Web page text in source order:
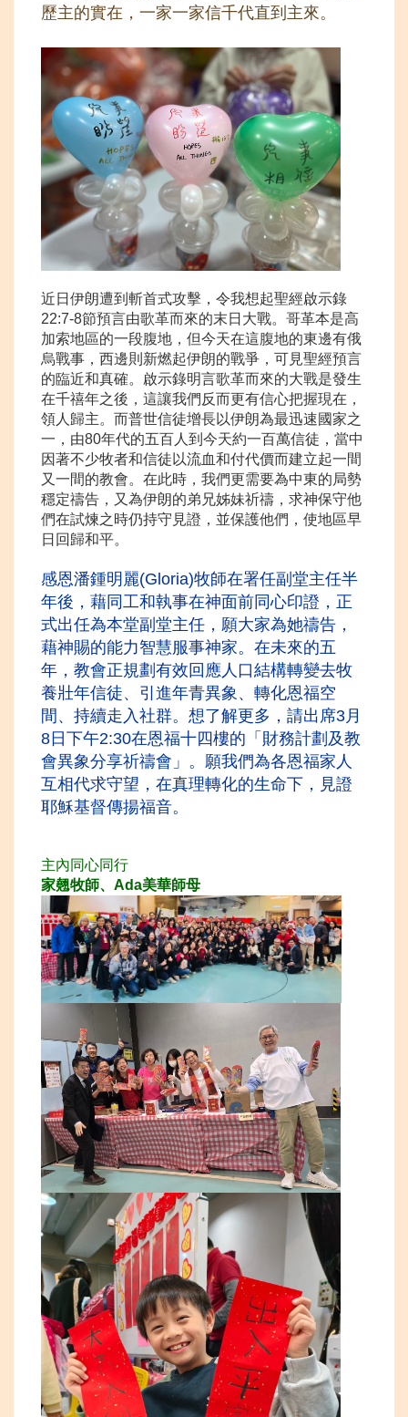
歷主的實在，一家一家信千代直到主來。
近日伊朗遭到斬首式攻擊，令我想起聖經啟示錄
22:7-8節預言由歌革而來的末日大戰。哥革本是高
加索地區的一段腹地，但今天在這腹地的東邊有俄
烏戰事，西邊則新燃起伊朗的戰爭，可見聖經預言
的臨近和真確。啟示錄明言歌革而來的大戰是發生
在千禧年之後，這讓我們反而更有信心把握現在，
領人歸主。而普世信徒增長以伊朗為最迅速國家之
一，由80年代的五百人到今天約一百萬信徒，當中
因著不少牧者和信徒以流血和付代價而建立起一間
又一間的教會。在此時，我們更需要為中東的局勢
穩定禱告，又為伊朗的弟兄姊妹祈禱，求神保守他
們在試煉之時仍持守見證，並保護他們，使地區早
日回歸和平。
感恩潘鍾明麗(Gloria)牧師在署任副堂主任半
年後，藉同工和執事在神面前同心印證，正
式出任為本堂副堂主任，願大家為她禱告，
藉神賜的能力智慧服事神家。在未來的五
年，教會正規劃有效回應人口結構轉變去牧
養壯年信徒、引進年青異象、轉化恩福空
間、持續走入社群。想了解更多，請出席3月
8日下午2:30在恩福十四樓的「財務計劃及教
會異象分享祈禱會」。願我們為各恩福家人
互相代求守望，在真理轉化的生命下，見證
耶穌基督傳揚福音。
主內同心同行
家翹牧師、Ada美華師母